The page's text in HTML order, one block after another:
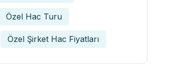
Özel Hac Turu
Özel Şirket Hac Fiyatları